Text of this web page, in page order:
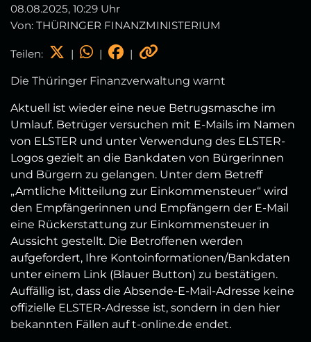
08.08.2025, 10:29 Uhr
Von: THÜRINGER FINANZMINISTERIUM
Teilen: | | |
Die Thüringer Finanzverwaltung warnt
Aktuell ist wieder eine neue Betrugsmasche im
Umlauf. Betrüger versuchen mit E-Mails im Namen
von ELSTER und unter Verwendung des ELSTER-
Logos gezielt an die Bankdaten von Bürgerinnen
und Bürgern zu gelangen. Unter dem Betreff
„Amtliche Mitteilung zur Einkommensteuer“ wird
den Empfängerinnen und Empfängern der E-Mail
eine Rückerstattung zur Einkommensteuer in
Aussicht gestellt. Die Betroffenen werden
aufgefordert, Ihre Kontoinformationen/Bankdaten
unter einem Link (Blauer Button) zu bestätigen.
Auffällig ist, dass die Absende-E-Mail-Adresse keine
offizielle ELSTER-Adresse ist, sondern in den hier
bekannten Fällen auf t-online.de endet.